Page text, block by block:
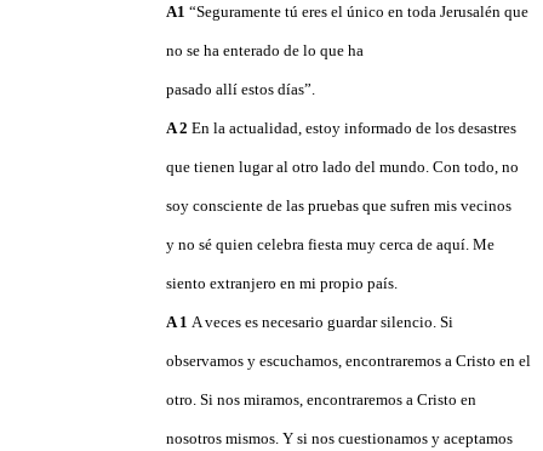
A1 “Seguramente tú eres el único en toda Jerusalén que
no se ha enterado de lo que ha
pasado allí estos días”.
A 2 En la actualidad, estoy informado de los desastres
que tienen lugar al otro lado del mundo. Con todo, no
soy consciente de las pruebas que sufren mis vecinos
y no sé quien celebra fiesta muy cerca de aquí. Me
siento extranjero en mi propio país.
A1 Aveces es necesario guardar silencio. Si
observamos y escuchamos, encontraremos a Cristo en el
otro. Si nos miramos, encontraremos a Cristo en
nosotros mismos. Y si nos cuestionamos y aceptamos